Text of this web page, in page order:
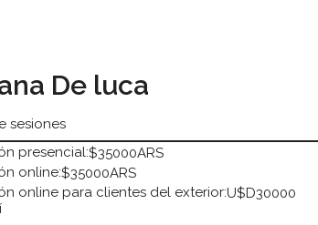
De luca
sesiones
presencial:$35000ARS
online:$35000ARS
online para clientes del exterior:U$D30000